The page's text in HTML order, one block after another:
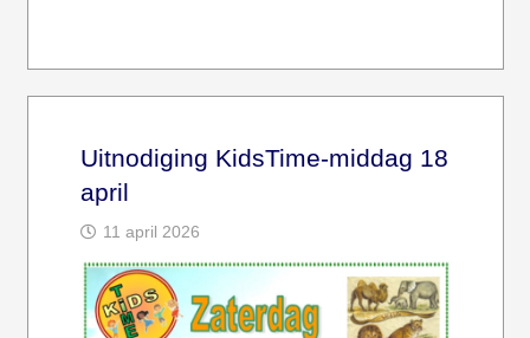
Uitnodiging KidsTime-middag 18
april
11 april 2026